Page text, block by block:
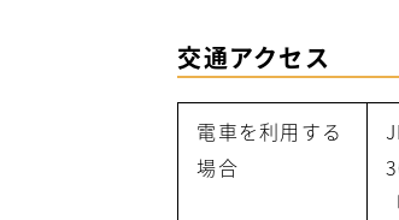
交通アクセス
電車を利用する
場合